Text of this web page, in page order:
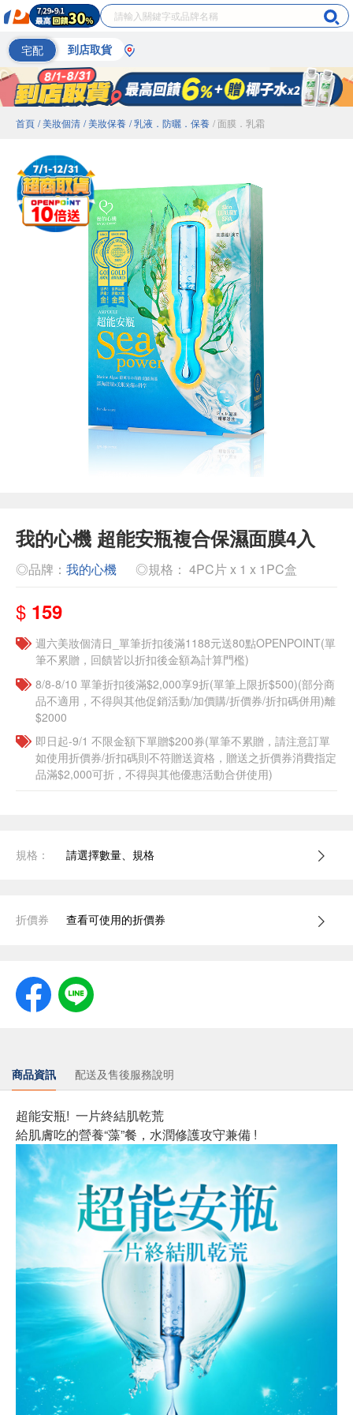
宅配 到店取貨
首頁 / 美妝個清 / 美妝保養 / 乳液．防曬．保養 / 面膜．乳霜
我的心機 超能安瓶複合保濕面膜4入
◎品牌： 我的心機 ◎規格： 4PC片 x 1 x 1PC盒
$ 159
週六美妝個清日_單筆折扣後滿1188元送80點OPENPOINT(單
筆不累贈，回饋皆以折扣後金額為計算門檻)
8/8-8/10 單筆折扣後滿$2,000享9折(單筆上限折$500)(部分商
品不適用，不得與其他促銷活動/加價購/折價券/折扣碼併用)離
$2000
即日起-9/1 不限金額下單贈$200券(單筆不累贈，請注意訂單
如使用折價券/折扣碼則不符贈送資格，贈送之折價券消費指定
品滿$2,000可折，不得與其他優惠活動合併使用)
規格： 請選擇數量、規格
折價券 查看可使用的折價券
商品資訊 配送及售後服務說明
超能安瓶! 一片終結肌乾荒
給肌膚吃的營養“藻”餐，水潤修護攻守兼備 !